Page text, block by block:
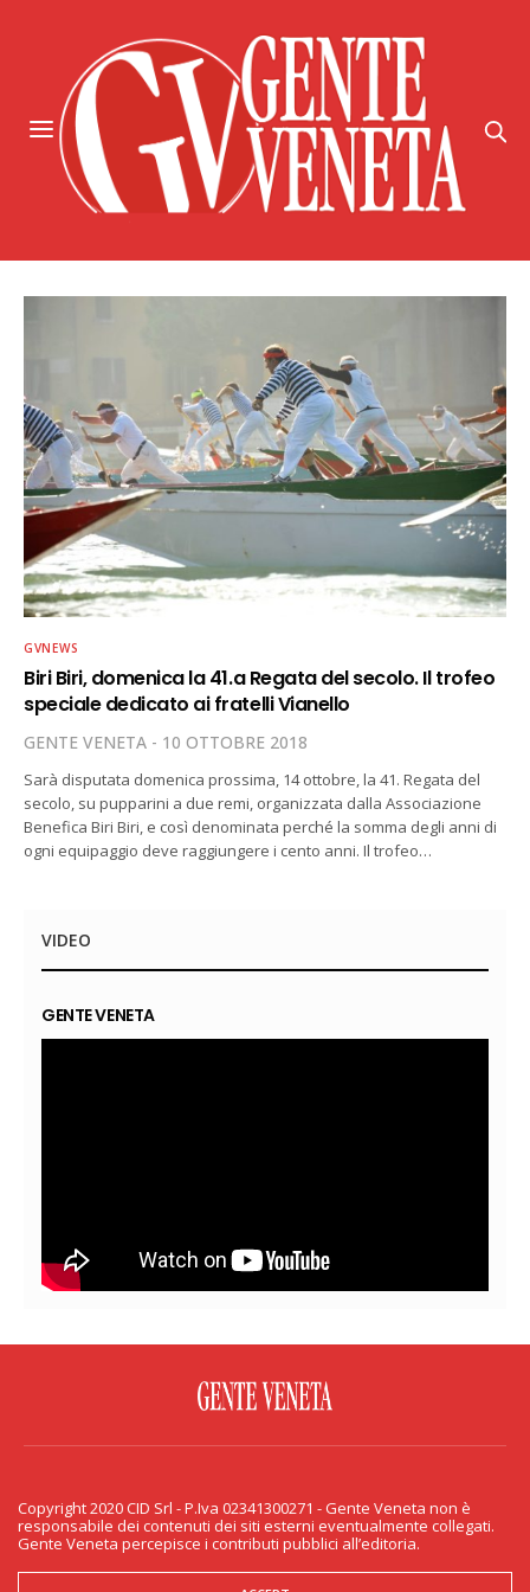
GVNEWS
Biri Biri, domenica la 41.a Regata del secolo. Il trofeo
speciale dedicato ai fratelli Vianello
GENTE VENETA 10 OTTOBRE 2018
Sarà disputata domenica prossima, 14 ottobre, la 41. Regata del
secolo, su pupparini a due remi, organizzata dalla Associazione
Benefica Biri Biri, e così denominata perché la somma degli anni di
ogni equipaggio deve raggiungere i cento anni. Il trofeo…
VIDEO
GENTE VENETA
PRIVACY & COOKIE
Copyright 2020 CID Srl - P.Iva 02341300271 - Gente Veneta non è responsabile
dei contenuti dei siti esterni eventualmente collegati. Gente Veneta percepisce
i contributi pubblici all’editoria.
Copyright 2020 CID Srl - P.Iva 02341300271 - Gente Veneta non è
responsabile dei contenuti dei siti esterni eventualmente collegati.
Gente Veneta percepisce i contributi pubblici all’editoria.